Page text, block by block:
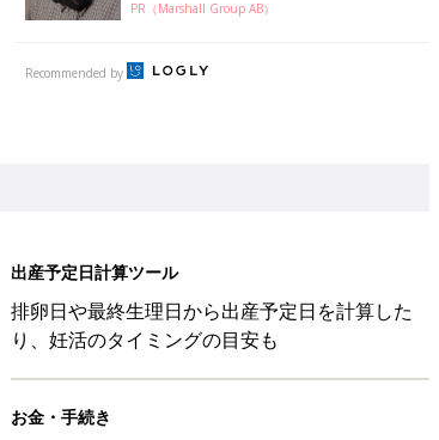
PR（Marshall Group AB）
Recommended by
出産予定日計算ツール
排卵日や最終生理日から出産予定日を計算した
り、妊活のタイミングの目安も
お金・手続き